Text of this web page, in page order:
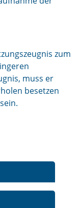
zum
muss er
besetzen